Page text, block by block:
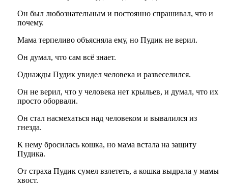
Он был любознательным и постоянно спрашивал, что и
почему.
Мама терпеливо объясняла ему, но Пудик не верил.
Он думал, что сам всё знает.
Однажды Пудик увидел человека и развеселился.
Он не верил, что у человека нет крыльев, и думал, что их
просто оборвали.
Он стал насмехаться над человеком и вывалился из
гнезда.
К нему бросилась кошка, но мама встала на защиту
Пудика.
От страха Пудик сумел взлететь, а кошка выдрала у мамы
хвост.